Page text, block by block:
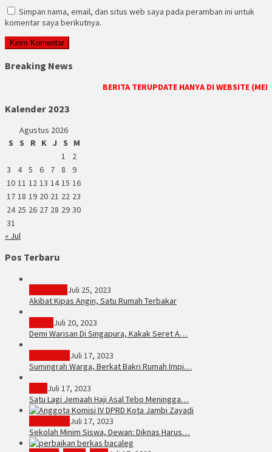
Simpan nama, email, dan situs web saya pada peramban ini untuk
komentar saya berikutnya.
Breaking News
BERITA TERUPDATE HANYA DI WEBSITE
Kalender 2023
Agustus 2026
S
S R K J S
M
1
2
3
4 5 6 7 8
9
10 11 12 13 14 15 16
17 18 19 20 21 22 23
24 25 26 27 28 29 30
31
« Jul
Pos Terbaru
Juli 25, 2023
Akibat Kipas Angin, Satu Rumah Terbakar
Juli 20, 2023
Demi Warisan Di Singapura, Kakak Seret A…
Juli 17, 2023
Sumingrah Warga, Berkat Bakri Rumah Impi…
Juli 17, 2023
Satu Lagi Jemaah Haji Asal Tebo Meningga…
Juli 17, 2023
Sekolah Minim Siswa, Dewan: Diknas Harus…